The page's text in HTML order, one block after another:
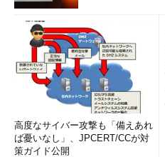
高度なサイバー攻撃も「備えあれ
ば憂いなし」、JPCERT/CCが対
策ガイド公開